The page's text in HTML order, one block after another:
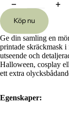
Köp nu
Ge din samling en
printade skräckmask
utseende och
Halloween, cosplay
ett extra
Egenskaper: